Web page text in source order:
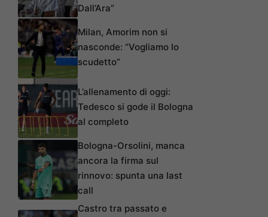
Dall’Ara”
Milan, Amorim non si
nasconde: “Vogliamo lo
scudetto”
L’allenamento di oggi:
Tedesco si gode il Bologna
al completo
Bologna-Orsolini, manca
ancora la firma sul
rinnovo: spunta una last
call
Castro tra passato e